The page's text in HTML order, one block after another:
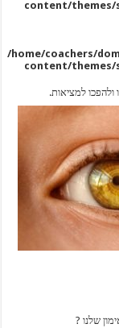
content/themes/
/home/coachers/
content/themes/
ולהפכו למציאות.
שלנו ?